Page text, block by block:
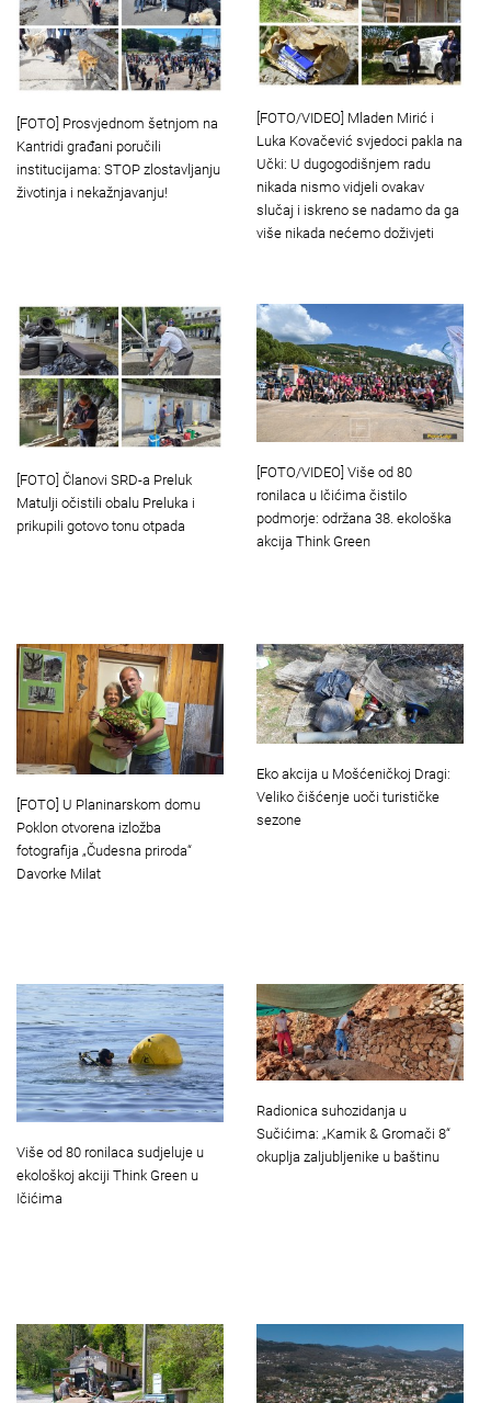
[FOTO] Prosvjednom šetnjom na
Kantridi građani poručili
institucijama: STOP zlostavljanju
životinja i nekažnjavanju!
[FOTO/VIDEO] Mladen Mirić i
Luka Kovačević svjedoci pakla na
Učki: U dugogodišnjem radu
nikada nismo vidjeli ovakav
slučaj i iskreno se nadamo da ga
više nikada nećemo doživjeti
[FOTO] Članovi SRD-a Preluk
Matulji očistili obalu Preluka i
prikupili gotovo tonu otpada
[FOTO/VIDEO] Više od 80
ronilaca u Ičićima čistilo
podmorje: održana 38. ekološka
akcija Think Green
[FOTO] U Planinarskom domu
Poklon otvorena izložba
fotografija „Čudesna priroda“
Davorke Milat
Eko akcija u Mošćeničkoj Dragi:
Veliko čišćenje uoči turističke
sezone
Više od 80 ronilaca sudjeluje u
ekološkoj akciji Think Green u
Ičićima
Radionica suhozidanja u
Sučićima: „Kamik & Gromači 8“
okuplja zaljubljenike u baštinu